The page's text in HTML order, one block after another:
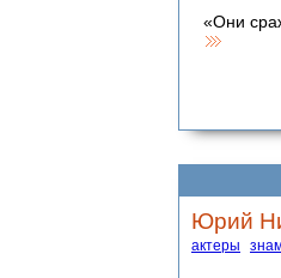
«Они
Юрий
актеры